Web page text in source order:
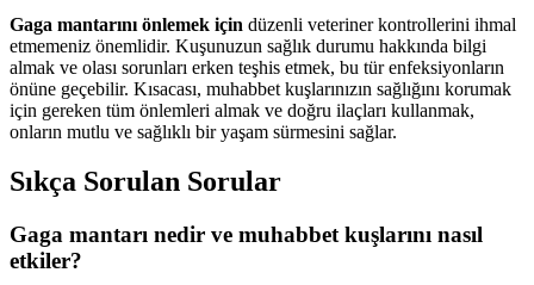
Gaga mantarını önlemek için düzenli veteriner kontrollerini ihmal
etmemeniz önemlidir. Kuşunuzun sağlık durumu hakkında bilgi
almak ve olası sorunları erken teşhis etmek, bu tür enfeksiyonların
önüne geçebilir. Kısacası, muhabbet kuşlarınızın sağlığını korumak
için gereken tüm önlemleri almak ve doğru ilaçları kullanmak,
onların mutlu ve sağlıklı bir yaşam sürmesini sağlar.
Sıkça Sorulan Sorular
Gaga mantarı nedir ve muhabbet kuşlarını nasıl
etkiler?